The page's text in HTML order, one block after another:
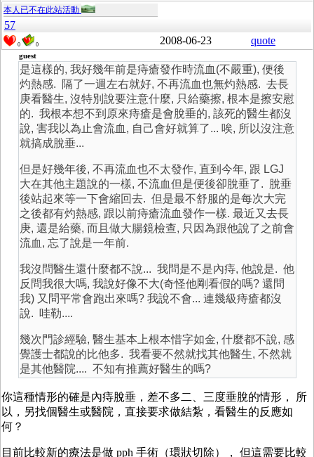
本人已不在此站活動
57
0 0 2008-06-23 quote
guest
是這樣的, 我好幾年前是痔瘡發作時流血(不嚴重), 便後
灼熱感. 隔了一週左右就好, 不再流血也無灼熱感. 去長
庚看醫生, 沒特別說要注意什麼, 只給藥擦, 根本是擦安慰
的. 我根本想不到原來痔瘡是會脫垂的, 該死的醫生都沒
說, 害我以為止會流血, 自己會好就算了... 唉, 所以沒注意
就搞成脫垂...
但是好幾年後, 不再流血也不太發作, 直到今年, 跟 LGJ
大在其他主題說的一樣, 不流血但是便後卻脫垂了. 脫垂
後站起來等一下會縮回去. 但是最不舒服的是每次大完
之後都有灼熱感, 跟以前痔瘡流血發作一樣. 最近又去長
庚, 還是給藥, 而且做大腸鏡檢查, 只因為跟他說了之前會
流血, 忘了說是一年前.
我沒問醫生還什麼都不說... 我問是不是內痔, 他說是. 他
反問我很大嗎, 我說好像不大(奇怪他剛看假的嗎? 還問
我) 又問平常會跑出來嗎? 我說不會... 連幾級痔瘡都沒
說. 哇勒....
幾次門診經驗, 醫生基本上根本惜字如金, 什麼都不說, 感
覺護士都說的比他多. 我看要不然就找其他醫生, 不然就
是其他醫院.... 不知有推薦好醫生的嗎?
你這種情形的確是內痔脫垂，差不多二、三度垂脫的情形， 所
以，另找個醫生或醫院，直接要求做結紮，看醫生的反應如
何？
目前比較新的療法是做 pph 手術（環狀切除）， 但這需要比較